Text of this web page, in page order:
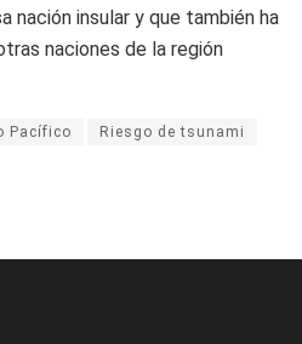
nación insular y que también ha
naciones de la región
Pacífico Riesgo de tsunami